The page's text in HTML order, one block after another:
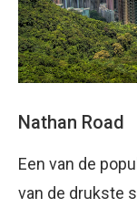
Nathan Road
Een van de
van de drukste